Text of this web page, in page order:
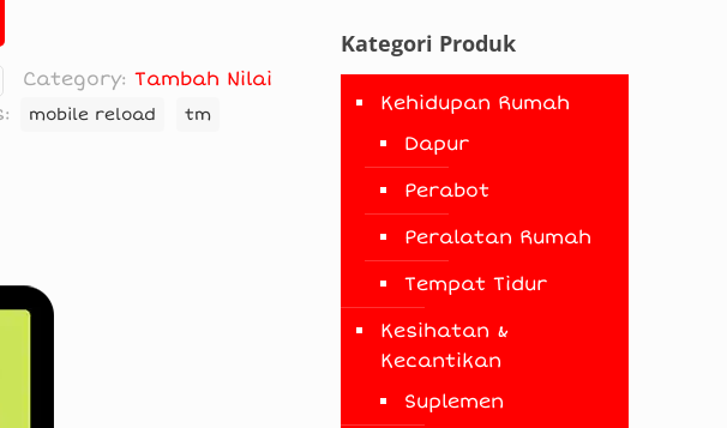
Category:Tambah Nilai
mobile reload
tm
Kategori Produk
Kehidupan Rumah
Dapur
Perabot
Peralatan Rumah
Tempat Tidur
Kesihatan &
Kecantikan
Suplemen